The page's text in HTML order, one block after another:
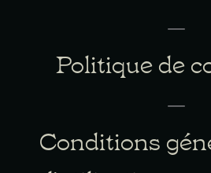
Politique de
Conditions